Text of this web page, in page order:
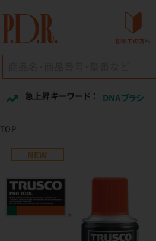
初めての方へ
急上昇キーワード ： DNAブラシ
TOP
NEW